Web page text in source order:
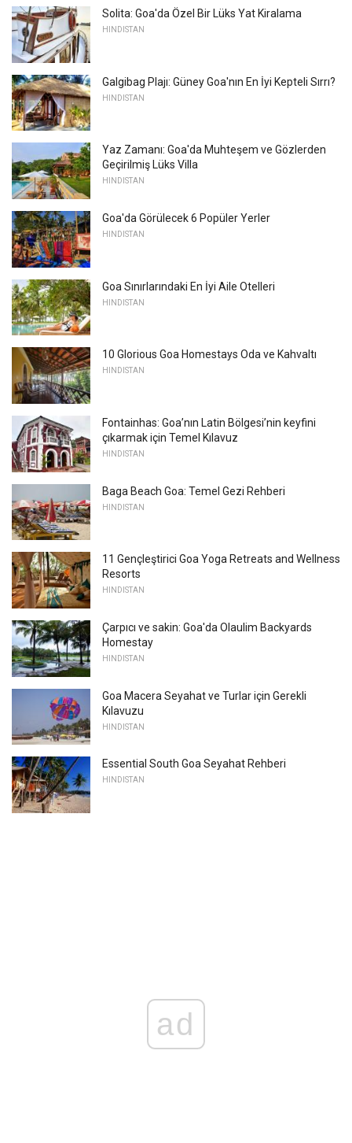
Solita: Goa'da Özel Bir Lüks Yat Kiralama
HINDISTAN
Galgibag Plajı: Güney Goa'nın En İyi Kepteli Sırrı?
HINDISTAN
Yaz Zamanı: Goa'da Muhteşem ve Gözlerden
Geçirilmiş Lüks Villa
HINDISTAN
Goa'da Görülecek 6 Popüler Yerler
HINDISTAN
Goa Sınırlarındaki En İyi Aile Otelleri
HINDISTAN
10 Glorious Goa Homestays Oda ve Kahvaltı
HINDISTAN
Fontainhas: Goa’nın Latin Bölgesi’nin keyfini
çıkarmak için Temel Kılavuz
HINDISTAN
Baga Beach Goa: Temel Gezi Rehberi
HINDISTAN
11 Gençleştirici Goa Yoga Retreats and Wellness
Resorts
HINDISTAN
Çarpıcı ve sakin: Goa'da Olaulim Backyards
Homestay
HINDISTAN
Goa Macera Seyahat ve Turlar için Gerekli
Kılavuzu
HINDISTAN
Essential South Goa Seyahat Rehberi
HINDISTAN
ad